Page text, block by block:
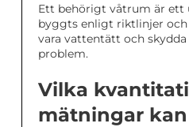
Ett behörigt våtrum är ett
byggts enligt riktlinjer
vara vattentätt och
problem.
Vilka
mätningar